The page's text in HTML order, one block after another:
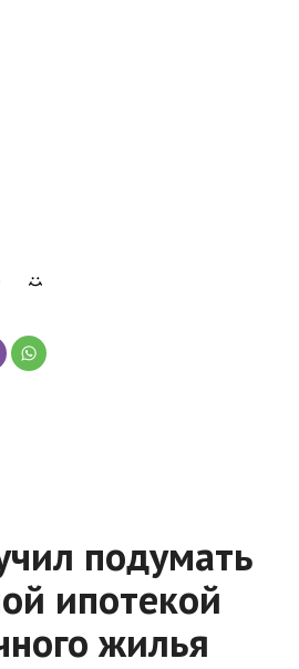
подумать
ипотекой
жилья